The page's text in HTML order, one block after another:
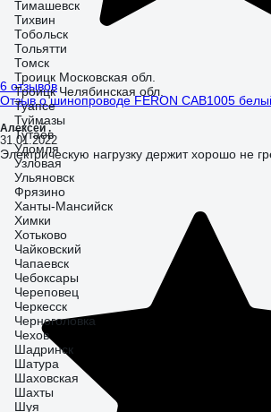
6 отзывов
Отзыв о шинопроводе FERON CAB1005
Алексей .
31.01.2022
Электрическую нагрузку держит
Тимашевск
Тихвин
Тобольск
Тольятти
Томск
Троицк Московская обл.
Троицк Челябинская обл.
Туапсе
Туймазы
Тутаев
Удомля
Узловая
Ульяновск
Фрязино
Ханты-Мансийск
Химки
Хотьково
Чайковский
Чапаевск
Чебоксары
Череповец
Черкесск
Черноголовка
Чехов
Шадринск
Шатура
Шаховская
Шахты
Шуя